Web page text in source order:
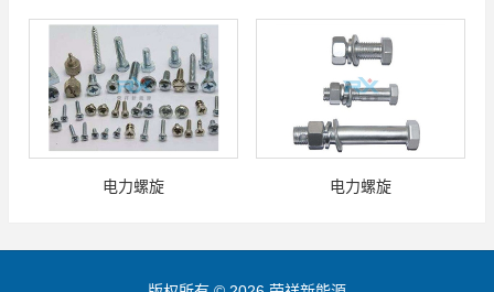
电力螺旋 电力螺旋